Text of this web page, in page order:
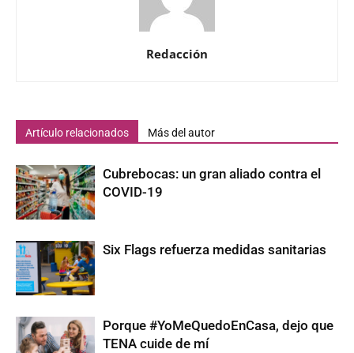
Redacción
Artículo relacionados Más del autor
Cubrebocas: un gran aliado contra el
COVID-19
Six Flags refuerza medidas sanitarias
Porque #YoMeQuedoEnCasa, dejo que
TENA cuide de mí